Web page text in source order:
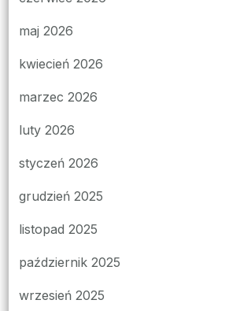
maj 2026
kwiecień 2026
marzec 2026
luty 2026
styczeń 2026
grudzień 2025
listopad 2025
październik 2025
wrzesień 2025